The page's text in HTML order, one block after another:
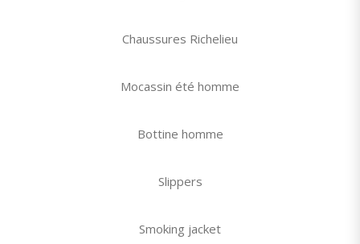
Chaussures Richelieu
Mocassin été homme
Bottine homme
Slippers
Smoking jacket